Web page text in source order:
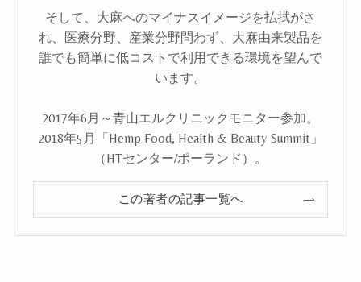
そして、大麻へのマイナスイメージを払拭がさ
れ、医療分野、産業分野問わず、大麻由来製品を
誰でも簡単に低コストで利用できる環境を望んで
います。
2017年6月～青山エルクリニックモニター参加。
2018年5月「Hemp Food, Health & Beauty Summit」
（HTセンター/ポーランド）。
この著者の記事一覧へ